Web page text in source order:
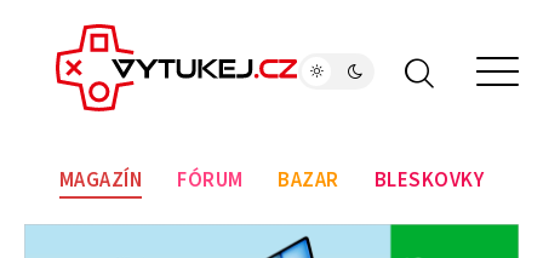
MAGAZÍN FÓRUM BAZAR BLESKOVKY